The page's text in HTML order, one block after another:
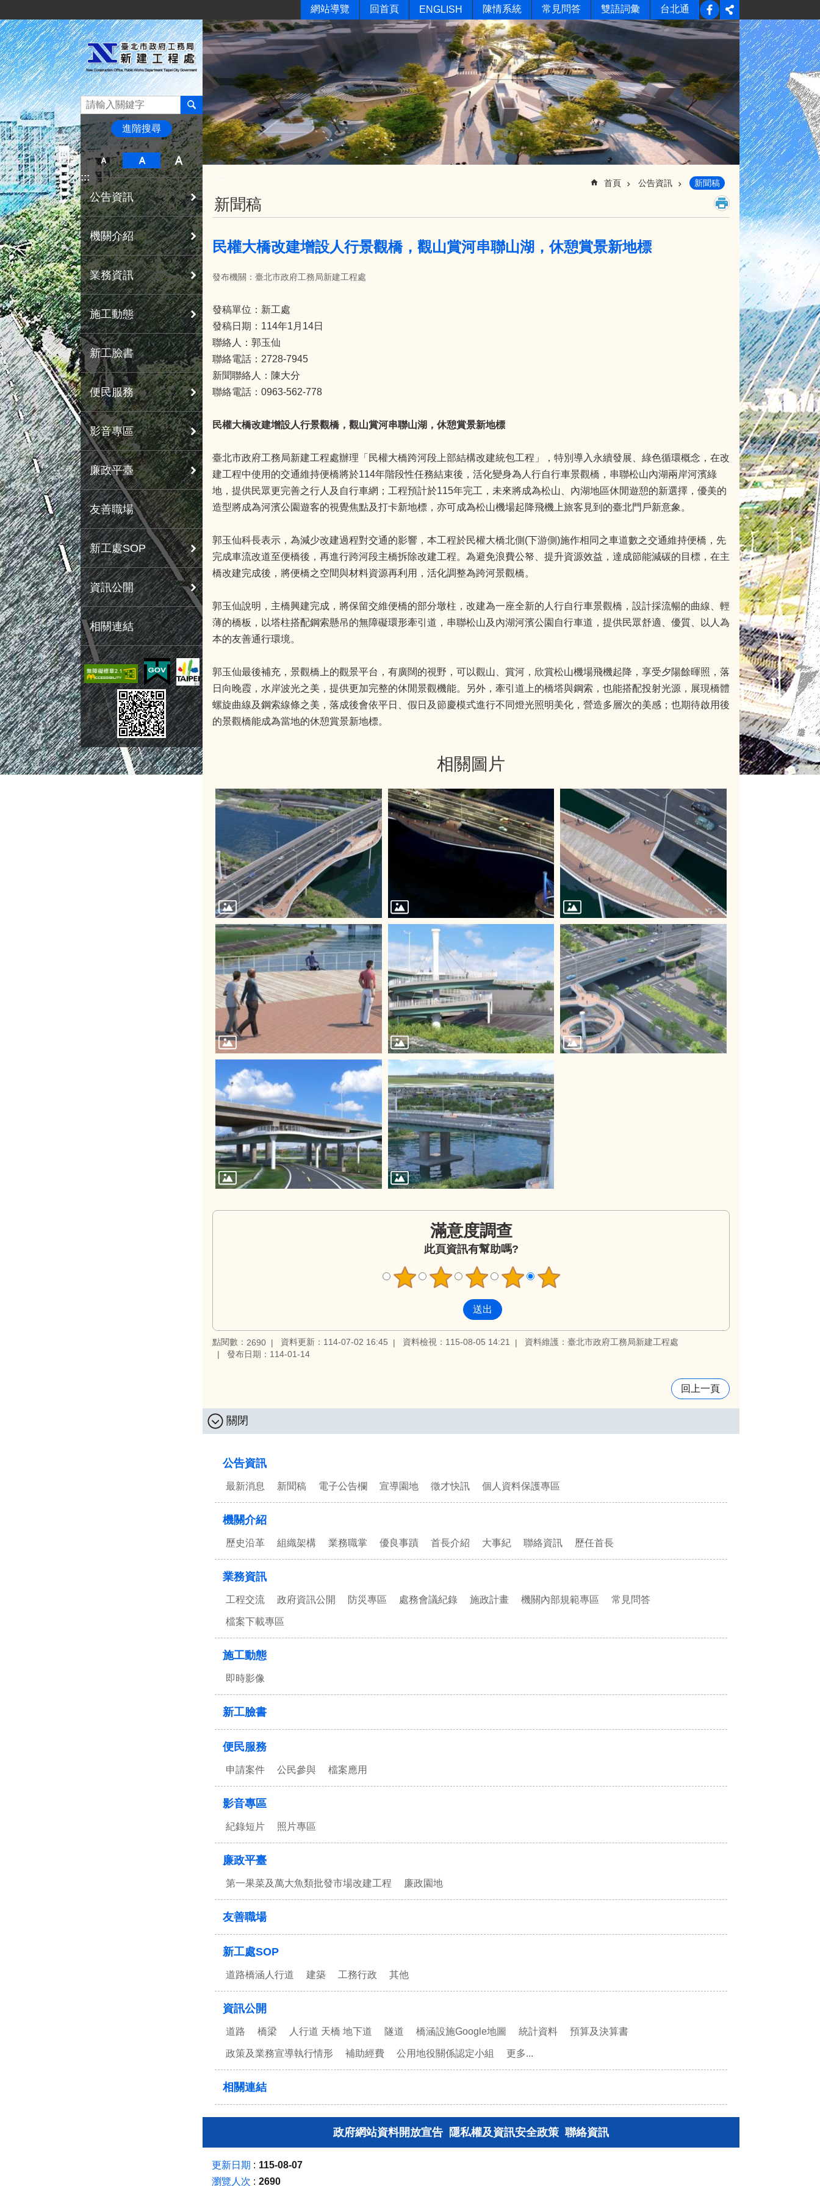
網站導覽 回首頁 ENGLISH 陳情系統 常見問答 雙語詞彙 台北通
進階搜尋
:::
公告資訊
機關介紹
業務資訊
施工動態
新工臉書
便民服務
影音專區
廉政平臺
友善職場
新工處SOP
資訊公開
相關連結
首頁 公告資訊 新聞稿
新聞稿
民權大橋改建增設人行景觀橋，觀山賞河串聯山湖，休憩賞景新地標
發布機關：臺北市政府工務局新建工程處
發稿單位：新工處
發稿日期：114年1月14日
聯絡人：郭玉仙
聯絡電話：2728-7945
新聞聯絡人：陳大分
聯絡電話：0963-562-778
民權大橋改建增設人行景觀橋，觀山賞河串聯山湖，休憩賞景新地標
臺北市政府工務局新建工程處辦理「民權大橋跨河段上部結構改建統包工程」，特別導入永續發展、綠色循環概念，在改
建工程中使用的交通維持便橋將於114年階段性任務結束後，活化變身為人行自行車景觀橋，串聯松山內湖兩岸河濱綠
地，提供民眾更完善之行人及自行車網；工程預計於115年完工，未來將成為松山、內湖地區休閒遊憩的新選擇，優美的
造型將成為河濱公園遊客的視覺焦點及打卡新地標，亦可成為松山機場起降飛機上旅客見到的臺北門戶新意象。
郭玉仙科長表示，為減少改建過程對交通的影響，本工程於民權大橋北側(下游側)施作相同之車道數之交通維持便橋，先
完成車流改道至便橋後，再進行跨河段主橋拆除改建工程。為避免浪費公帑、提升資源效益，達成節能減碳的目標，在主
橋改建完成後，將便橋之空間與材料資源再利用，活化調整為跨河景觀橋。
郭玉仙說明，主橋興建完成，將保留交維便橋的部分墩柱，改建為一座全新的人行自行車景觀橋，設計採流暢的曲線、輕
薄的橋板，以塔柱搭配鋼索懸吊的無障礙環形牽引道，串聯松山及內湖河濱公園自行車道，提供民眾舒適、優質、以人為
本的友善通行環境。
郭玉仙最後補充，景觀橋上的觀景平台，有廣闊的視野，可以觀山、賞河，欣賞松山機場飛機起降，享受夕陽餘暉照，落
日向晚霞，水岸波光之美，提供更加完整的休閒景觀機能。另外，牽引道上的橋塔與鋼索，也能搭配投射光源，展現橋體
螺旋曲線及鋼索線條之美，落成後會依平日、假日及節慶模式進行不同燈光照明美化，營造多層次的美感；也期待啟用後
的景觀橋能成為當地的休憩賞景新地標。
相關圖片
滿意度調查
此頁資訊有幫助嗎?
點閱數： 2690 資料更新：114-07-02 16:45 資料檢視：115-08-05 14:21
資料維護：臺北市政府工務局新建工程處
發布日期：114-01-14
回上一頁
關閉
公告資訊
最新消息 新聞稿 電子公告欄 宣導園地 徵才快訊 個人資料保護專區
機關介紹
歷史沿革 組織架構 業務職掌 優良事蹟 首長介紹 大事紀 聯絡資訊 歷任首長
業務資訊
工程交流 政府資訊公開 防災專區 處務會議紀錄 施政計畫 機關內部規範專區 常見問答
檔案下載專區
施工動態
即時影像
新工臉書
便民服務
申請案件 公民參與 檔案應用
影音專區
紀錄短片 照片專區
廉政平臺
第一果菜及萬大魚類批發市場改建工程 廉政園地
友善職場
新工處SOP
道路橋涵人行道 建築 工務行政 其他
資訊公開
道路 橋梁 人行道 天橋 地下道 隧道 橋涵設施Google地圖 統計資料 預算及決算書
政策及業務宣導執行情形 補助經費 公用地役關係認定小組 更多...
相關連結
政府網站資料開放宣告 隱私權及資訊安全政策 聯絡資訊
更新日期
115-08-07
瀏覽人次
2690